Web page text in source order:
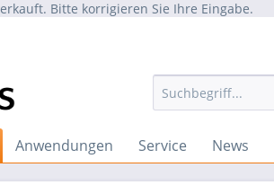
Bitte korrigieren Sie Ihre Eingabe.
Anwendungen Service News